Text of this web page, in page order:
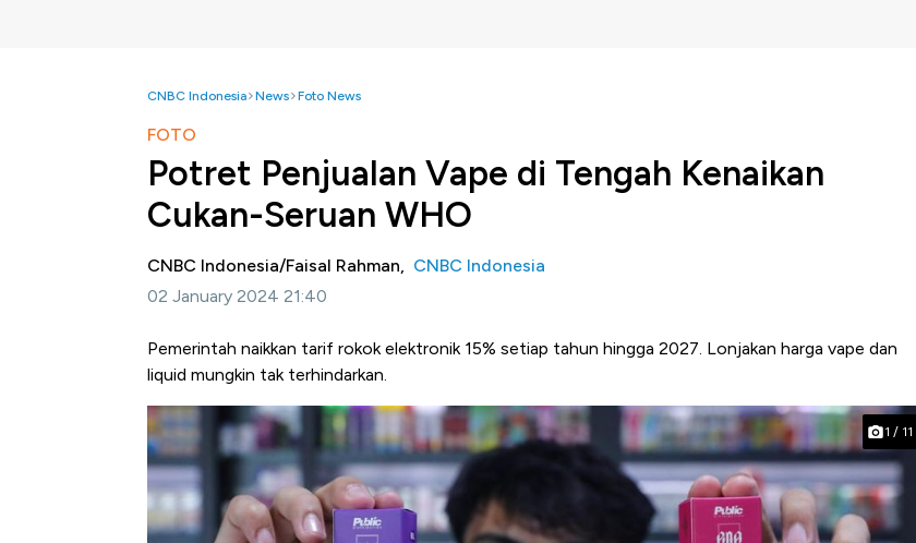
CNBC Indonesia News Foto News
FOTO
Potret Penjualan Vape di Tengah Kenaikan
Cukan-Seruan WHO
CNBC Indonesia/Faisal Rahman, CNBC Indonesia
02 January 2024 21:40
Pemerintah naikkan tarif rokok elektronik 15% setiap tahun hingga 2027. Lonjakan harga vape dan
liquid mungkin tak terhindarkan.
1 / 11